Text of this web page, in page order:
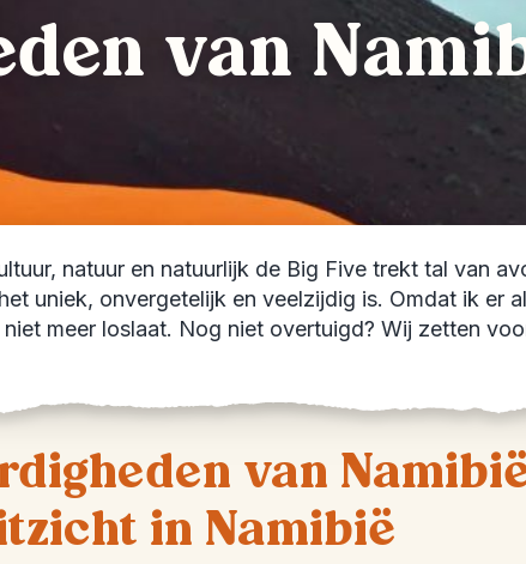
van
natuur en natuurlijk de Big Five trekt tal van
uniek, onvergetelijk en veelzijdig is. Omdat ik er
meer loslaat. Nog niet overtuigd? Wij zetten
van
in Namibië